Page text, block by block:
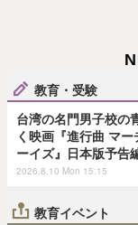
教育・受験
台湾の名門男子校の
く映画『進行曲 マー
ーイズ』日本版予告
2026.8.10 Mon 15:15
教育イベント